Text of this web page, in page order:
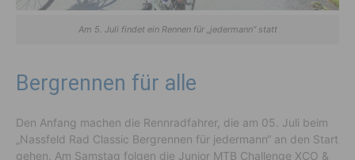
Am 5. Juli findet ein Rennen für „jedermann“ statt
Bergrennen für alle
Den Anfang machen die Rennradfahrer, die am 05. Juli beim
„Nassfeld Rad Classic Bergrennen für jedermann“ an den Start
gehen. Am Samstag folgen die Junior MTB Challenge XCO &